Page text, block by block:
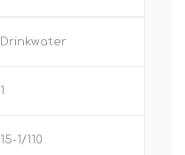
Drinkwater
1
15-1/110